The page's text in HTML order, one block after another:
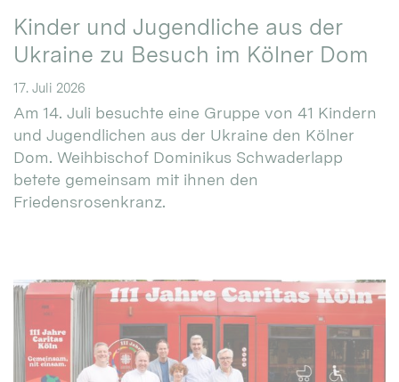
Kinder und Jugendliche aus der
Ukraine zu Besuch im Kölner Dom
17. Juli 2026
Am 14. Juli besuchte eine Gruppe von 41 Kindern
und Jugendlichen aus der Ukraine den Kölner
Dom. Weihbischof Dominikus Schwaderlapp
betete gemeinsam mit ihnen den
Friedensrosenkranz.